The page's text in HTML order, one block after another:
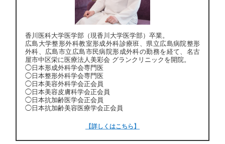
香川医科大学医学部（現香川大学医学部）卒業。
広島大学整形外科教室形成外科診療班、県立広島病院整形
外科、広島市立広島市民病院形成外科の勤務を経て、名古
屋市中区栄に医療法人美彩会 グランクリニックを開院。
◯日本形成外科学会専門医
◯日本整形外科学会専門医
◯日本美容外科学会正会員
◯日本美容皮膚科学会正会員
◯日本抗加齢医学会正会員
◯日本抗加齢美容医療学会正会員
【詳しくはこちら】